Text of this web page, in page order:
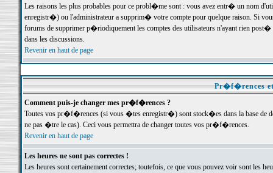
Les raisons les plus probables pour ce probl�me sont : vous avez entr� un nom
enregistr�) ou l'administrateur a supprim� votre compte pour quelque raison. Si
forums de supprimer p�riodiquement les comptes des utilisateurs n'ayant rien
dans les discussions.
Revenir en haut de page
Pr�f�rences
Comment puis-je changer mes pr�f�rences ?
Toutes vos pr�f�rences (si vous �tes enregistr�) sont stock�es dans la base de
ne pas �tre le cas). Ceci vous permettra de changer toutes vos pr�f�rences.
Revenir en haut de page
Les heures ne sont pas correctes !
Les heures sont certainement correctes; toutefois, ce que vous pouvez voir sont